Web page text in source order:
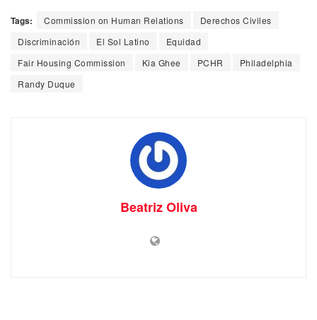
Tags: Commission on Human Relations
Derechos Civiles
Discriminación
El Sol Latino
Equidad
Fair Housing Commission
Kia Ghee PCHR
Philadelphia
Randy Duque
Beatriz Oliva